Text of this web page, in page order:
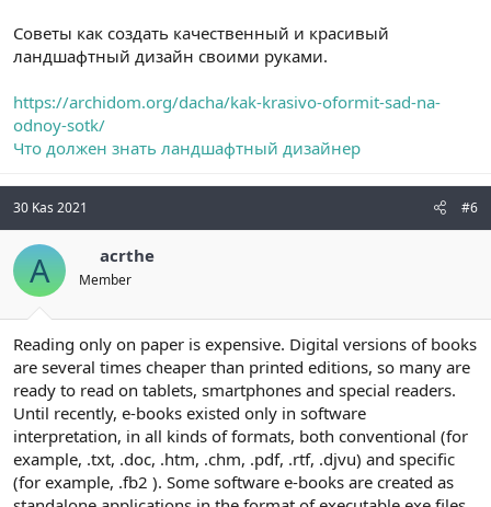
Советы как создать качественный и красивый
ландшафтный дизайн своими руками.
https://archidom.org/dacha/kak-krasivo-oformit-sad-na-
odnoy-sotk/
Что должен знать ландшафтный дизайнер
30 Kas 2021 #6
A acrthe
Member
Reading only on paper is expensive. Digital versions of books
are several times cheaper than printed editions, so many are
ready to read on tablets, smartphones and special readers.
Until recently, e-books existed only in software
interpretation, in all kinds of formats, both conventional (for
example, .txt, .doc, .htm, .chm, .pdf, .rtf, .djvu) and specific
(for example, .fb2 ). Some software e-books are created as